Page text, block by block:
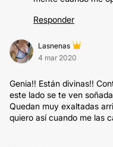
Responder
Lasnenas
4 mar 2020
Genia!! Están divinas!!
este lado se te ven
Quedan muy exaltadas
quiero así cuando me las